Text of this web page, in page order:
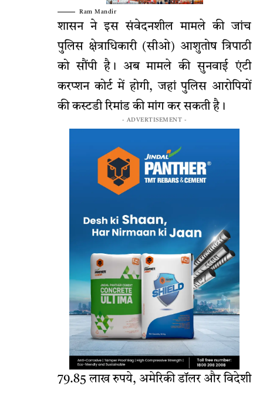
Ram Mandir
शासन ने इस संवेदनशील मामले की जांच
पुलिस क्षेत्राधिकारी (सीओ) आशुतोष त्रिपाठी
को सौंपी है। अब मामले की सुनवाई एंटी
करप्शन कोर्ट में होगी, जहां पुलिस आरोपियों
की कस्टडी रिमांड की मांग कर सकती है।
- ADVERTISEMENT -
79.85 लाख रुपये, अमेरिकी डॉलर और विदेशी